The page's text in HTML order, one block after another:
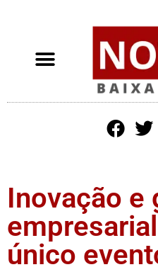
Inovação e
único